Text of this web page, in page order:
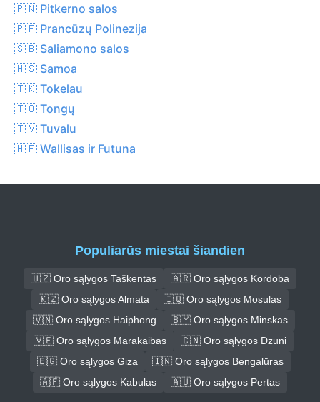
🇵🇳 Pitkerno salos
🇵🇫 Prancūzų Polinezija
🇸🇧 Saliamono salos
🇼🇸 Samoa
🇹🇰 Tokelau
🇹🇴 Tongų
🇹🇻 Tuvalu
🇼🇫 Wallisas ir Futuna
Populiarūs miestai šiandien
🇺🇿 Oro sąlygos Taškentas
🇦🇷 Oro sąlygos Kordoba
🇰🇿 Oro sąlygos Almata
🇮🇶 Oro sąlygos Mosulas
🇻🇳 Oro sąlygos Haiphong
🇧🇾 Oro sąlygos Minskas
🇻🇪 Oro sąlygos Marakaibas
🇨🇳 Oro sąlygos Dzuni
🇪🇬 Oro sąlygos Giza
🇮🇳 Oro sąlygos Bengalūras
🇦🇫 Oro sąlygos Kabulas
🇦🇺 Oro sąlygos Pertas